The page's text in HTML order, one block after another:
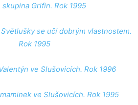
skupina Grifin. Rok 1995
se učí dobrým vlastnostem.
Rok 1995
ve Slušovicích. Rok 1996
ve Slušovicích. Rok 1995